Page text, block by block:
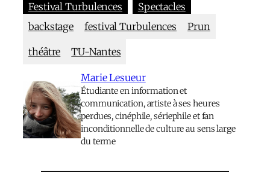
Festival Turbulences
Spectacles
backstage
festival Turbulences Prun
théâtre TU-Nantes
Marie Lesueur
Étudiante en information et
communication, artiste à ses heures
perdues, cinéphile, sériephile et fan
inconditionnelle de culture au sens large
du terme